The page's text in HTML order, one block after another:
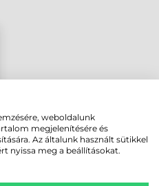
weboldalunk
megjelenítésére és
Az általunk használt sütikkel
nyissa meg a beállításokat.